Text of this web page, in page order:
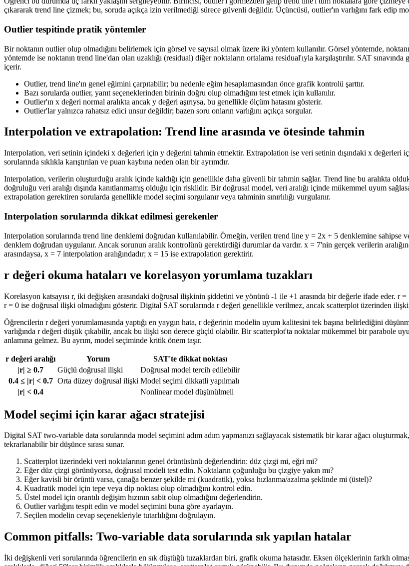
çıkararak trend line çizmek; bu, soruda açıkça izin verilmediği sürece güvenli değildir. Üçüncüsü, outlier'ın varlığını fark edip
Outlier tespitinde pratik yöntemler
Bir noktanın outlier olup olmadığını belirlemek için görsel ve sayısal olmak üzere iki yöntem kullanılır. Görsel yöntemde,
yöntemde ise noktanın trend line'dan olan uzaklığı (residual) diğer noktaların ortalama residual'ıyla karşılaştırılır. SAT
içerir.
Outlier, trend line'ın genel eğimini çarpıtabilir; bu nedenle eğim hesaplamasından önce grafik kontrolü şarttır.
Bazı sorularda outlier, yanıt seçeneklerinden birinin doğru olup olmadığını test etmek için kullanılır.
Outlier'ın x değeri normal aralıkta ancak y değeri aşırıysa, bu genellikle ölçüm hatasını gösterir.
Outlier'lar yalnızca rahatsız edici unsur değildir; bazen soru onların varlığını açıkça sorgular.
Interpolation ve extrapolation: Trend line arasında ve ötesinde tahmin
Interpolation, veri setinin içindeki x değerleri için y değerini tahmin etmektir. Extrapolation ise veri setinin dışındaki x
sorularında sıklıkla karıştırılan ve puan kaybına neden olan bir ayrımdır.
Interpolation, verilerin oluşturduğu aralık içinde kaldığı için genellikle daha güvenli bir tahmin sağlar. Trend line bu aralıkta
doğruluğu veri aralığı dışında kanıtlanmamış olduğu için risklidir. Bir doğrusal model, veri aralığı içinde mükemmel uyum
extrapolation gerektiren sorularda genellikle model seçimi sorgulanır veya tahminin sınırlılığı vurgulanır.
Interpolation sorularında dikkat edilmesi gerekenler
Interpolation sorularında trend line denklemi doğrudan kullanılabilir. Örneğin, verilen trend line y = 2x + 5 denklemine sahipse
denklem doğrudan uygulanır. Ancak sorunun aralık kontrolünü gerektirdiği durumlar da vardır. x = 7'nin gerçek verilerin
arasındaysa, x = 7 interpolation aralığındadır; x = 15 ise extrapolation gerektirir.
r değeri okuma hataları ve korelasyon yorumlama tuzakları
Korelasyon katsayısı r, iki değişken arasındaki doğrusal ilişkinin şiddetini ve yönünü -1 ile +1 arasında bir değerle ifade
r = 0 ise doğrusal ilişki olmadığını gösterir. Digital SAT sorularında r değeri genellikle verilmez, ancak scatterplot üzerinden
Öğrencilerin r değeri yorumlamasında yaptığı en yaygın hata, r değerinin modelin uyum kalitesini tek başına belirlediğini
varlığında r değeri düşük çıkabilir, ancak bu ilişki son derece güçlü olabilir. Bir scatterplot'ta noktalar mükemmel bir parabole
anlamına gelmez. Bu ayrım, model seçiminde kritik önem taşır.
r değeri aralığı Yorum
SAT'te dikkat noktası
|r| ≥ 0.7
Güçlü doğrusal ilişki
Doğrusal model tercih edilebilir
0.4 ≤ |r| < 0.7 Orta düzey doğrusal ilişki Model seçimi dikkatli yapılmalı
|r| < 0.4
Nonlinear model düşünülmeli
Model seçimi için karar ağacı stratejisi
Digital SAT two-variable data sorularında model seçimini adım adım yapmanızı sağlayacak sistematik bir karar ağacı oluşturmak,
tekrarlanabilir bir düşünce sırası sunar.
Scatterplot üzerindeki veri noktalarının genel örüntüsünü değerlendirin: düz çizgi mi, eğri mi?
Eğer düz çizgi görünüyorsa, doğrusal modeli test edin. Noktaların çoğunluğu bu çizgiye yakın mı?
Eğer kavisli bir örüntü varsa, çanağa benzer şekilde mi (kuadratik), yoksa hızlanma/azalma şeklinde mi (üstel)?
Kuadratik model için tepe veya dip noktası olup olmadığını kontrol edin.
Üstel model için orantılı değişim hızının sabit olup olmadığını değerlendirin.
Outlier varlığını tespit edin ve model seçimini buna göre ayarlayın.
Seçilen modelin cevap seçenekleriyle tutarlılığını doğrulayın.
Common pitfalls: Two-variable data sorularında sık yapılan hatalar
İki değişkenli veri sorularında öğrencilerin en sık düştüğü tuzaklardan biri, grafik okuma hatasıdır. Eksen ölçeklerinin farklı